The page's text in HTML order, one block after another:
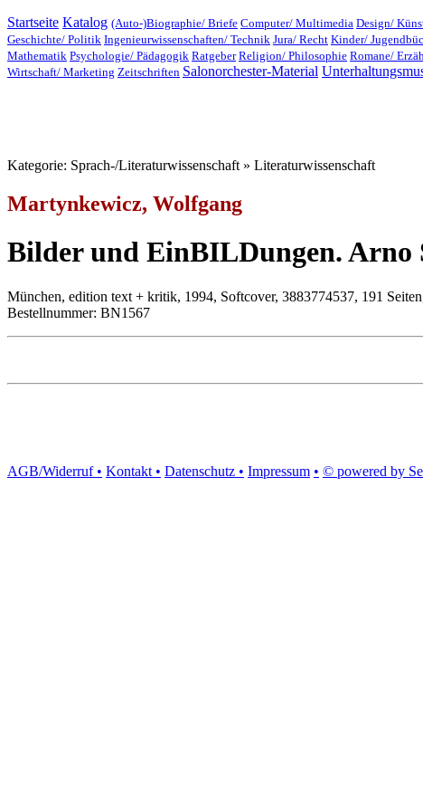
Startseite Katalog (Auto-)Biographie/ Briefe Computer/ Multimedia Design/
Geschichte/ Politik Ingenieurwissenschaften/ Technik Jura/ Recht Kinder/
Mathematik Psychologie/ Pädagogik Ratgeber Religion/ Philosophie Romane/
Wirtschaft/ Marketing Zeitschriften Salonorchester-Material
Kategorie: Sprach-/Literaturwissenschaft » Literaturwissenschaft
Martynkewicz, Wolfgang
Bilder und EinBILDungen. Arno
München, edition text + kritik, 1994, Softcover, 3883774537, 191
Bestellnummer: BN1567
AGB/Widerruf • Kontakt • Datenschutz • Impressum • © powered by